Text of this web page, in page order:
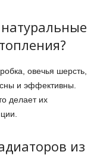
овечья шерсть,
и эффективны.
делает их
из